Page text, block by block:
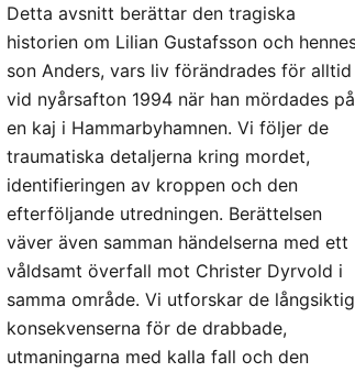
Detta avsnitt berättar den tragiska
historien om Lilian Gustafsson och
son Anders, vars liv förändrades för alltid
vid nyårsafton 1994 när han mördades på
en kaj i Hammarbyhamnen. Vi följer de
traumatiska detaljerna kring mordet,
identifieringen av kroppen och den
efterföljande utredningen. Berättelsen
väver även samman händelserna med ett
våldsamt överfall mot Christer Dyrvold i
samma område. Vi utforskar de
konsekvenserna för de drabbade,
utmaningarna med kalla fall och den